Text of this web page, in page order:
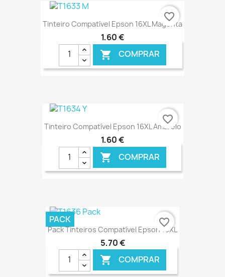
€ ONLINE
Tinteiro Compatível Epson 16XL Magenta
1,60 €
 COMPRAR
€ ONLINE
favorite_border
Tinteiro Compatível Epson 16XL Amarelo
1,60 €
 COMPRAR
€ ONLINE
favorite_border
Pack Tinteiros Compatível Epson 16XL
5,70 €
 COMPRAR
PACK favorite_border